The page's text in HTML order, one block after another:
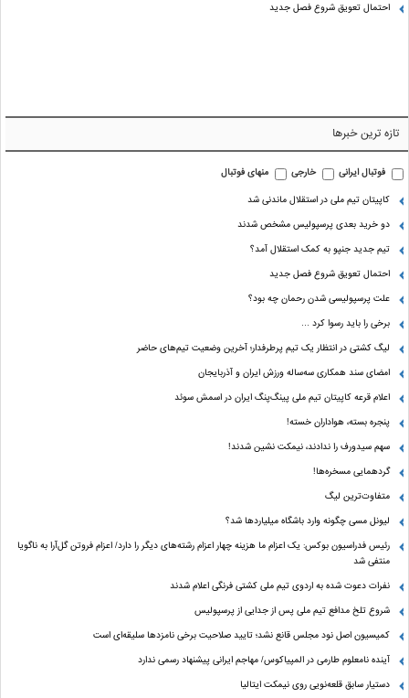
احتمال تعویق شروع فصل جدید
تازه ترین خبرها
فوتبال ایرانی خارجی
منهای فوتبال
کاپیتان تیم ملی در استقلال ماندنی شد
دو خرید بعدی پرسپولیس مشخص شدند
تیم جدید جنپو به کمک استقلال آمد؟
احتمال تعویق شروع فصل جدید
علت پرسپولیسی شدن رحمان چه بود؟
برخی را باید رسوا کرد …
لیگ کشتی در انتظار یک تیم پرطرفدار؛ آخرین وضعیت تیم‌های حاضر
امضای سند همکاری سه‌ساله ورزش ایران و آذربایجان
اعلام قرعه کاپیتان تیم ملی پینگ‌پنگ ایران در اسمش سوئد
پنجره بسته، هواداران خسته!
سهم سیدورف را ندادند، نیمکت نشین شدند!
گردهمایی مسخره‌ها!
متفاوت‌ترین لیگ
لیونل مسی چگونه وارد باشگاه میلیاردها شد؟
رئیس فدراسیون بوکس: یک اعزام ما هزینه چهار اعزام رشته‌های دیگر را دارد/ اعزام فروتن گل‌آرا به ناگویا
منتفی شد
نفرات دعوت شده به اردوی تیم ملی کشتی فرنگی اعلام شدند
شروع تلخ مدافع تیم ملی پس از جدایی از پرسپولیس
کمیسیون اصل نود مجلس قانع نشد؛ تایید صلاحیت برخی نامزدها سلیقه‌ای است
آینده نامعلوم طارمی در المپیاکوس/ مهاجم ایرانی پیشنهاد رسمی ندارد
دستیار سابق قلعه‌نویی روی نیمکت ایتالیا